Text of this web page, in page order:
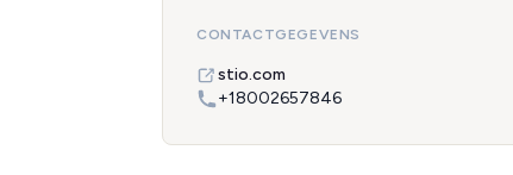
CONTACTGEGEVENS
stio.com
+18002657846